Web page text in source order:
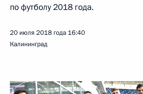
по футболу 2018 года.
20 июля 2018 года 16:40
Калининград